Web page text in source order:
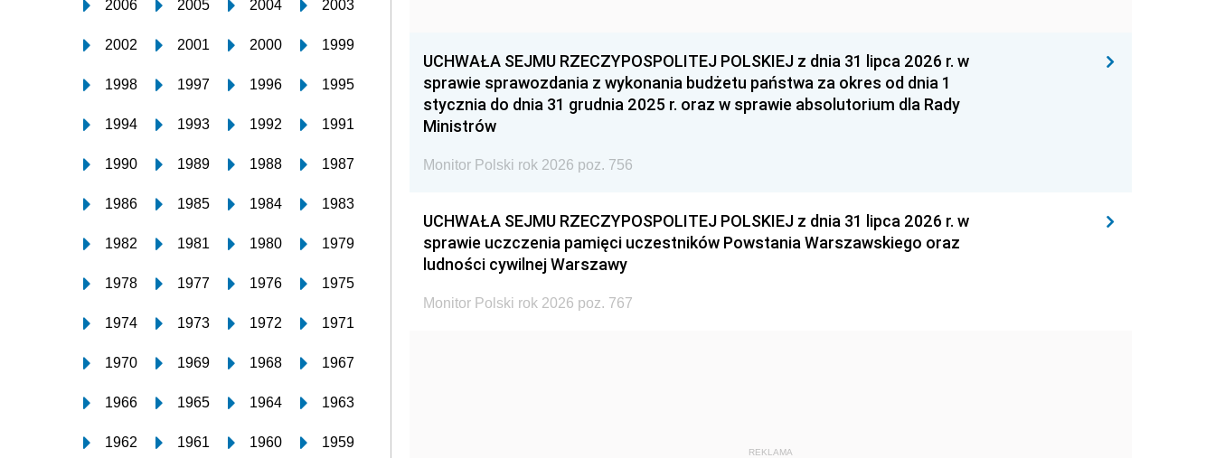
2006 2005 2004 2003
2002 2001 2000 1999
1998 1997 1996 1995
1994 1993 1992 1991
1990 1989 1988 1987
1986 1985 1984 1983
1982 1981 1980 1979
1978 1977 1976 1975
1974 1973 1972 1971
1970 1969 1968 1967
1966 1965 1964 1963
1962 1961 1960 1959
UCHWAŁA SEJMU RZECZYPOSPOLITEJ POLSKIEJ z dnia 31 lipca 2026 r. w
sprawie sprawozdania z wykonania budżetu państwa za okres od dnia 1
stycznia do dnia 31 grudnia 2025 r. oraz w sprawie absolutorium dla Rady
Ministrów
Monitor Polski rok 2026 poz. 756
UCHWAŁA SEJMU RZECZYPOSPOLITEJ POLSKIEJ z dnia 31 lipca 2026 r. w
sprawie uczczenia pamięci uczestników Powstania Warszawskiego oraz
ludności cywilnej Warszawy
Monitor Polski rok 2026 poz. 767
REKLAMA